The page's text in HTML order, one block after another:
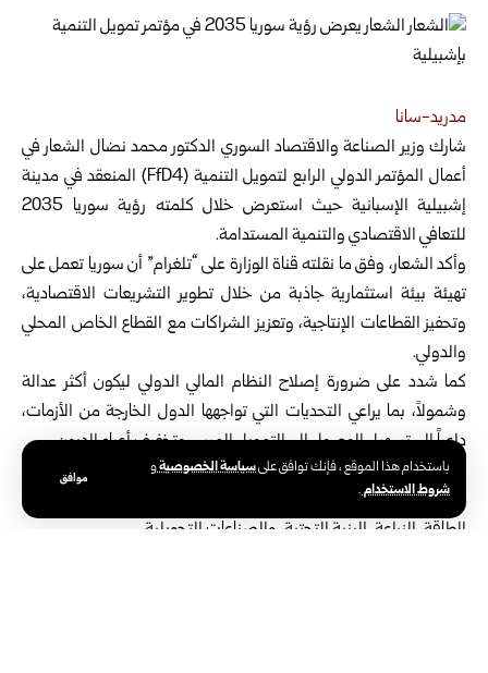
باستخدام هذا الموقع ، فإنك توافق علىسياسة الخصوصيةو
شروط الاستخدام.
موافق
مدريد-سانا
شارك وزير الصناعة والاقتصاد السوري الدكتور محمد نضال الشعار في
أعمال المؤتمر الدولي الرابع لتمويل التنمية
(FfD4) المنعقد في مدينة
إشبيلية الإسبانية حيث استعرض خلال كلمته رؤية سوريا 2035
للتعافي الاقتصادي والتنمية المستدامة.
وأكد الشعار، وفق ما نقلته قناة الوزارة على “تلغرام” أن سوريا تعمل على
تهيئة بيئة استثمارية جاذبة من خلال تطوير التشريعات الاقتصادية،
وتحفيز القطاعات الإنتاجية، وتعزيز الشراكات مع القطاع الخاص المحلي
والدولي.
كما شدد على ضرورة إصلاح النظام المالي الدولي ليكون أكثر عدالة
وشمولاً، بما يراعي التحديات التي تواجهها الدول الخارجة من الأزمات،
داعياً إلى تسهيل الوصول إلى التمويل الميسر وتخفيف أعباء الديون.
وعلى هامش المؤتمر، أجرى الوزير الشعار لقاءات ثنائية مع ممثلين عن
مؤسسات مالية وتنموية دولية بحث خلالها فرص التعاون في مجالات
الطاقة، الزراعة، البنية التحتية، والصناعات التحويلية.